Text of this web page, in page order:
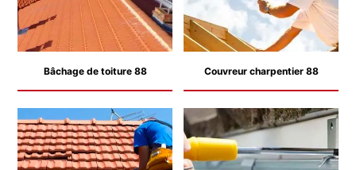
Bâchage de toiture 88 Couvreur charpentier 88